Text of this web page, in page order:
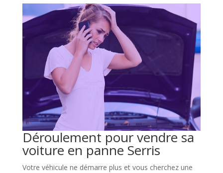
Déroulement pour vendre sa
voiture en panne Serris
Votre véhicule ne démarre plus et vous cherchez une